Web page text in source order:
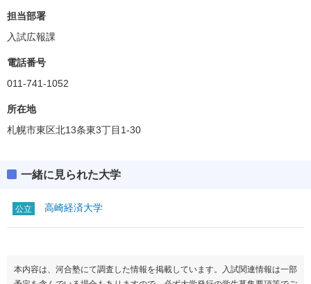
偏差値
看護
栄養
担当部署
入試広報課
電話番号
011-741-1052
所在地
札幌市東区北13条東3丁目1-30
一緒に見られた大学
公立 高崎経済大学
本内容は、河合塾にて調査した情報を掲載しています。入試関連情報は一部